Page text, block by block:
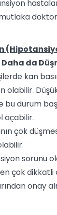
Daha da
kan
olabilir.
bu durum
açabilir.
çok
sorunu
çok dikkatli
onay